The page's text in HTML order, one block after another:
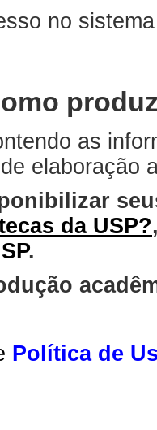
no
as
elaboração
da USP?
.
Política de